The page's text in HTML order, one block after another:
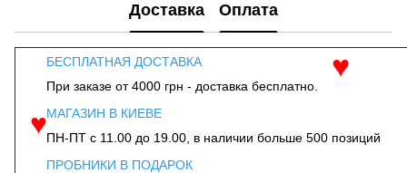
Доставка Оплата
БЕСПЛАТНАЯ ДОСТАВКА
При заказе от 4000 грн - доставка бесплатно.
МАГАЗИН В КИЕВЕ
ПН-ПТ с 11.00 до 19.00, в наличии больше 500 позиций
ПРОБНИКИ В ПОДАРОК
♥